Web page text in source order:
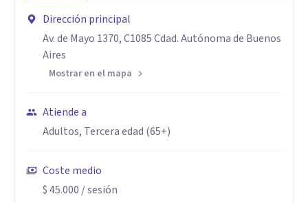
Integridad
Resolución de problemas
Formación y desarrollo profesional continuo
Escucha activa
Comunicación
Compromiso
Dirección principal
Av. de Mayo 1370, C1085 Cdad. Autónoma de Buenos
Aires
Mostrar en el mapa
Atiende a
Adultos, Tercera edad (65+)
Coste medio
$ 45.000 / sesión